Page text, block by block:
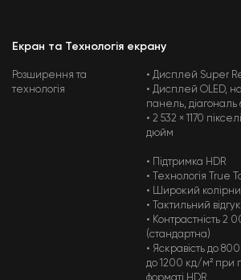
Екран та Технологія екрану
Розширення та
технологія
• Дисплей Super
• Дисплей OLED,
панель, діагональ
• 2 532 × 1170
дюйм
• Підтримка HDR
• Технологія True
• Широкий
• Тактильний
• Контрастність 2
(стандартна)
• Яскравість до
до 1200 кд/м² при